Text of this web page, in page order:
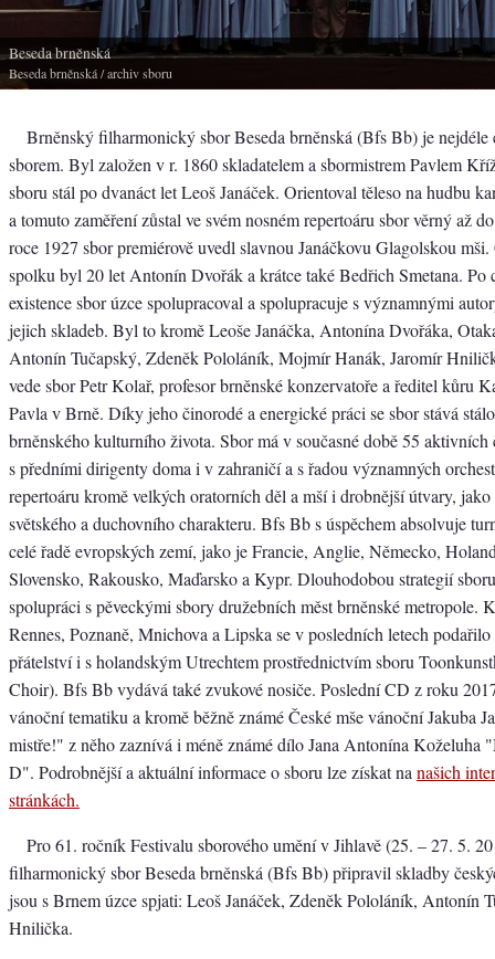
Beseda brněnská
Beseda brněnská/ archiv sboru
Brněnský filharmonický sbor Beseda brněnská (Bfs Bb) je nejdéle
sborem. Byl založen v r. 1860 skladatelem a sbormistrem Pavlem
sboru stál po dvanáct let Leoš Janáček. Orientoval těleso na hudbu
a tomuto zaměření zůstal ve svém nosném repertoáru sbor věrný až
roce 1927 sbor premiérově uvedl slavnou Janáčkovu Glagolskou
spolku byl 20 let Antonín Dvořák a krátce také Bedřich Smetana. Po
existence sbor úzce spolupracoval a spolupracuje s významnými
jejich skladeb. Byl to kromě Leoše Janáčka, Antonína Dvořáka,
Antonín Tučapský, Zdeněk Pololáník, Mojmír Hanák, Jaromír
vede sbor Petr Kolař, profesor brněnské konzervatoře a ředitel kůru
Pavla v Brně. Díky jeho činorodé a energické práci se sbor stává
brněnského kulturního života. Sbor má v současné době 55 aktivních
s předními dirigenty doma i v zahraničí a s řadou významných
repertoáru kromě velkých oratorních děl a mší i drobnější útvary, jako
světského a duchovního charakteru. Bfs Bb s úspěchem absolvuje
celé řadě evropských zemí, jako je Francie, Anglie, Německo,
Slovensko, Rakousko, Maďarsko a Kypr. Dlouhodobou strategií
spolupráci s pěveckými sbory družebních měst brněnské metropole.
Rennes, Poznaně, Mnichova a Lipska se v posledních letech
přátelství i s holandským Utrechtem prostřednictvím sboru
Choir). Bfs Bb vydává také zvukové nosiče. Poslední CD z roku
vánoční tematiku a kromě běžně známé České mše vánoční Jakuba
mistře!" z něho zaznívá i méně známé dílo Jana Antonína Koželuha
D". Podrobnější a aktuální informace o sboru lze získat na našich
stránkách.
Pro 61. ročník Festivalu sborového umění v Jihlavě (25. – 27. 5.
filharmonický sbor Beseda brněnská (Bfs Bb) připravil skladby
jsou s Brnem úzce spjati: Leoš Janáček, Zdeněk Pololáník, Antonín
Hnilička.